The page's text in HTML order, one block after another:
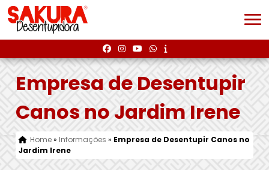
Empresa de Desentupir
Canos no Jardim Irene
Home» Informações » Empresa de Desentupir Canos no
Jardim Irene